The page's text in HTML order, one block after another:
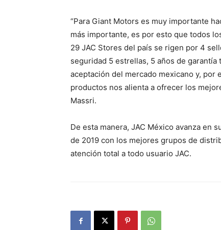
“Para Giant Motors es muy importante
más importante, es por esto que todos
29 JAC Stores del país se rigen por 4
seguridad 5 estrellas, 5 años de
aceptación del mercado mexicano y,
productos nos alienta a ofrecer los
Massri.
De esta manera, JAC México avanza en
de 2019 con los mejores grupos de
atención total a todo usuario JAC.